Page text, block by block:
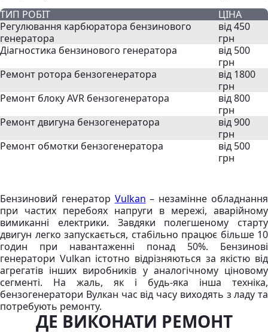
ТИП РОБІТ
ЦІНА
Регулювання карбюратора бензинового
генератора
від 450
грн
Діагностика бензинового генератора
від 500
грн
Ремонт ротора бензогенератора
від 1800
грн
Ремонт блоку AVR бензогенератора
від 800
грн
Ремонт двигуна бензогенератора
від 900
грн
Ремонт обмотки бензогенератора
від 500
грн
Бензиновий генератор Vulkan – незамінне обладнання
при частих перебоях напруги в мережі, аварійному
вимиканні електрики. Завдяки полегшеному старту
двигун легко запускається, стабільно працює більше 10
годин при навантаженні понад 50%. Бензинові
генератори Vulkan істотно відрізняються за якістю від
агрегатів інших виробників у аналогічному ціновому
сегменті. На жаль, як і будь-яка інша техніка,
бензогенератори Вулкан час від часу виходять з ладу та
потребують ремонту.
ДЕ ВИКОНАТИ РЕМОНТ